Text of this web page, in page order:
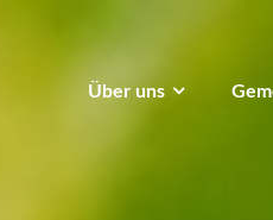
Über uns